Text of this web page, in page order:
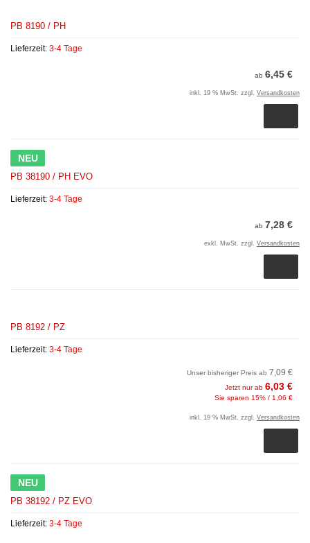
PB 8190 / PH
Lieferzeit: 3-4 Tage
ab 6,45 €
inkl. 19 % MwSt. zzgl. Versandkosten
NEU
PB 38190 / PH EVO
Lieferzeit: 3-4 Tage
ab 7,28 €
exkl. MwSt. zzgl. Versandkosten
PB 8192 / PZ
Lieferzeit: 3-4 Tage
Unser bisheriger Preis ab 7,09 €
Jetzt nur ab 6,03 €
Sie sparen 15% / 1,06 €
inkl. 19 % MwSt. zzgl. Versandkosten
NEU
PB 38192 / PZ EVO
Lieferzeit: 3-4 Tage